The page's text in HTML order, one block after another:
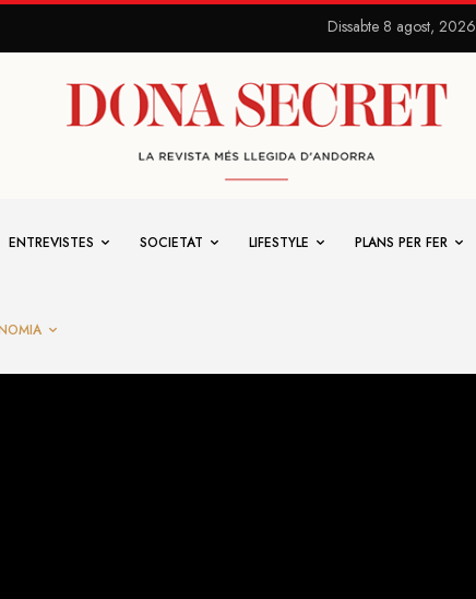
Dissabte 8 agost, 2026
ENTREVISTES SOCIETAT LIFESTYLE PLANS PER FER